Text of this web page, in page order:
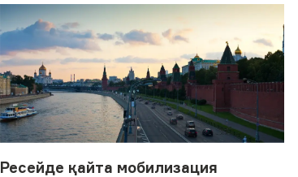
Ресейде қайта мобилизация